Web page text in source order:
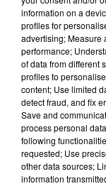
TOUJOURS
Cela fait déjà
nucléaire
justifiée par la
présente.
7 août 2026
LE MAGASIN
information on a
profiles for
advertising; Measure
performance;
of data from different
profiles to
content; Use limited
detect fraud, and fix
Save and
process personal
following
requested; Use
other data sources;
information